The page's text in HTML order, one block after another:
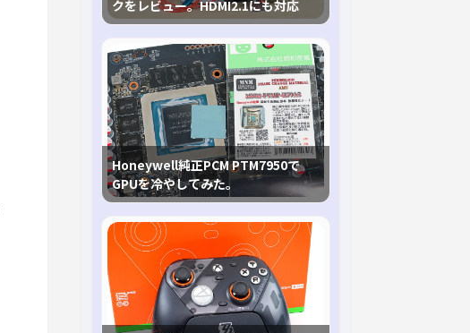
クをレビュー。HDMI2.1にも対応
Honeywell純正PCM PTM7950で
GPUを冷やしてみた。